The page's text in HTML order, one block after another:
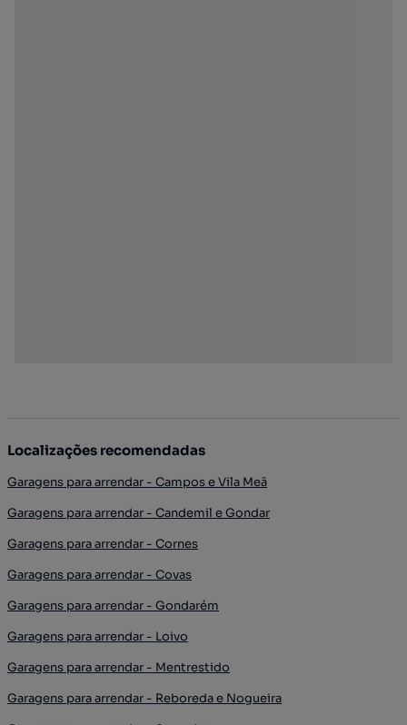
Localizações recomendadas
Garagens para arrendar - Campos e Vila Meã
Garagens para arrendar - Candemil e Gondar
Garagens para arrendar - Cornes
Garagens para arrendar - Covas
Garagens para arrendar - Gondarém
Garagens para arrendar - Loivo
Garagens para arrendar - Mentrestido
Garagens para arrendar - Reboreda e Nogueira